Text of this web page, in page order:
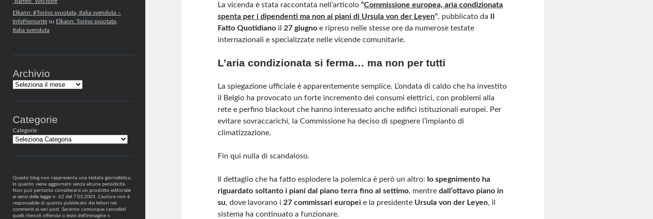
Elkann: #Torino svuotata, Italia svenduta –
InfoPiemontesu Elkann: Torino svuotata,
Italia svenduta
Archivio
Archivi
Categorie
Categorie
Questo blog non rappresenta una testata giornalistica,
in quanto viene aggiornato senza alcuna periodicità.
Non può pertanto considerarsi un prodotto editoriale
ai sensi della legge n· 62 del 7.03.2001. L’autore non è
responsabile di quanto pubblicato dai lettori nei
commenti ai vari post. Saranno comunque cancellati
quelli ritenuti offensivi o lesivi dell’immagine o
La vicenda è stata raccontata nell’articolo“Commissione europea, aria condizionata
spenta per i dipendenti ma non ai piani di Ursula von der Leyen“, pubblicato da
Fatto Quotidiano il27 giugnoe ripreso nelle stesse ore da numerose testate
internazionali e specializzate nelle vicende comunitarie.
L’aria condizionata si ferma… ma non per tutti
La spiegazione ufficiale è apparentemente semplice. L’ondata di caldo che ha investito
il Belgio ha provocato un forte incremento dei consumi elettrici, con problemi alla
rete e perfino blackout che hanno interessato anche edifici istituzionali europei. Per
evitare sovraccarichi, la Commissione ha deciso di spegnere l’impianto di
climatizzazione.
Fin qui nulla di scandaloso.
Il dettaglio che ha fatto esplodere la polemica è però un altro: lo spegnimento ha
riguardato soltanto i piani dal piano terra fino al settimo, mentredall’ottavo piano in
su, dove lavorano i27 commissari europei e la presidente Ursula von der Leyen, il
sistema ha continuato a funzionare.